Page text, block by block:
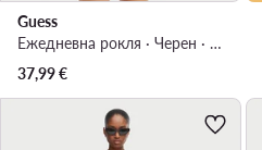
Guess
Ежедневна рокля · Черен · Мини
37,99€